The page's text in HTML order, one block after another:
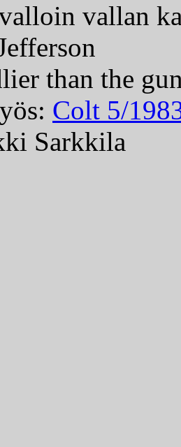
vallan
than the
Colt 5/
Sarkkila